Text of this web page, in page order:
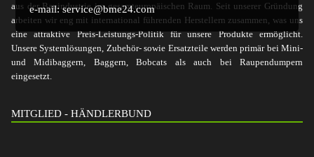
e-mail: service@bme24.com
aus der Bauindustrie im gesamteuropäischen Raum. Seit unserer Gründung
arbeiten wir eng mit international führenden Herstellern zusammen, was uns
eine attraktive Preis-Leistungs-Politik für unsere Produkte ermöglicht.
Unsere Systemlösungen, Zubehör- sowie Ersatzteile werden primär bei Mini-
und Midibaggern, Baggern, Bobcats als auch bei Raupendumpern
eingesetzt.
MITGLIED - HÄNDLERBUND